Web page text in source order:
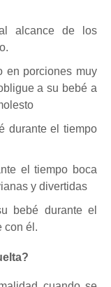
alcance de los
en porciones muy
a su bebé a
durante el tiempo
el tiempo boca
y divertidas
bebé durante el
con él.